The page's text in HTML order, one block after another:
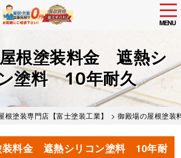
MENU
根塗装料金 遮熱シ
塗料 10年耐久
塗装専門店【富士塗装工業】 >御殿場の屋根塗
装料金 遮熱シリコン塗料 10年耐